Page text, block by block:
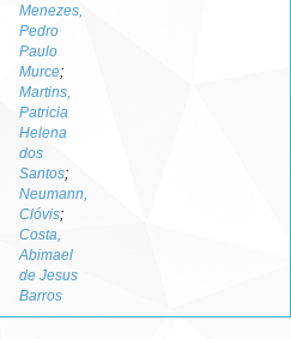
Menezes,
Pedro
Paulo
Murce;
Martins,
Patricia
Helena
dos
Santos;
Neumann,
Clóvis;
Costa,
Abimael
de Jesus
Barros